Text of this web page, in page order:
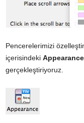
Pencerelerimizi
içerisindeki
gerçekleştiriyoruz.